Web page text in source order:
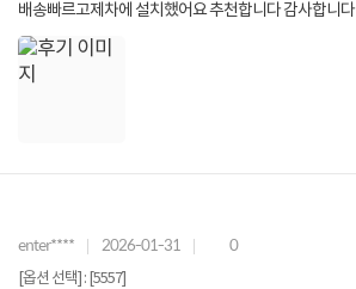
배송빠르고제차에 설치했어요 추천합니다 감사합니다
enter**** 2026-01-31 0
[옵션 선택] : [5557]